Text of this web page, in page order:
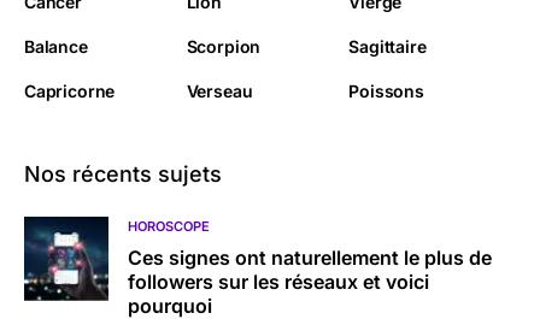
Balance Scorpion Sagittaire
Capricorne Verseau Poissons
Nos récents sujets
HOROSCOPE
Ces signes ont naturellement le plus de
followers sur les réseaux et voici
pourquoi